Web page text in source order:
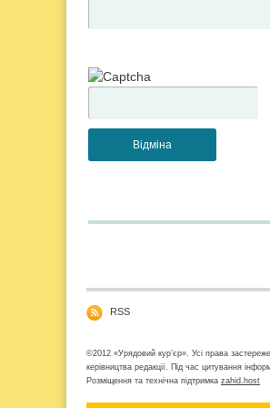
RSS
©2012 «Урядовий кур’єр». Усі права
керівництва редакції. Під час цитування
Розміщення та технічна підтримка zahid.host